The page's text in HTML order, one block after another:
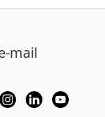
mail